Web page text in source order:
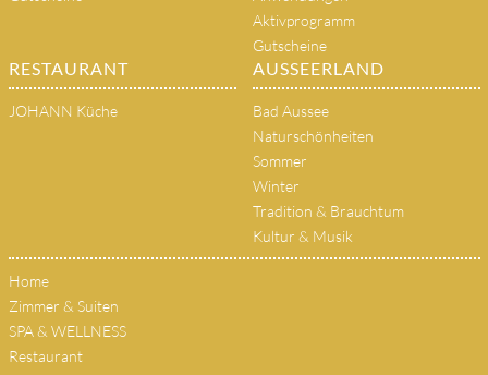
Aktivprogramm
Gutscheine
RESTAURANT
JOHANN Küche
AUSSEERLAND
Bad Aussee
Naturschönheiten
Sommer
Winter
Tradition & Brauchtum
Kultur & Musik
Home
Zimmer & Suiten
SPA & WELLNESS
Restaurant